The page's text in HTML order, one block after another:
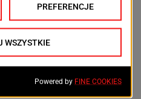
pion PZ
w wyniku
dziś
L. ps. Budda i 9